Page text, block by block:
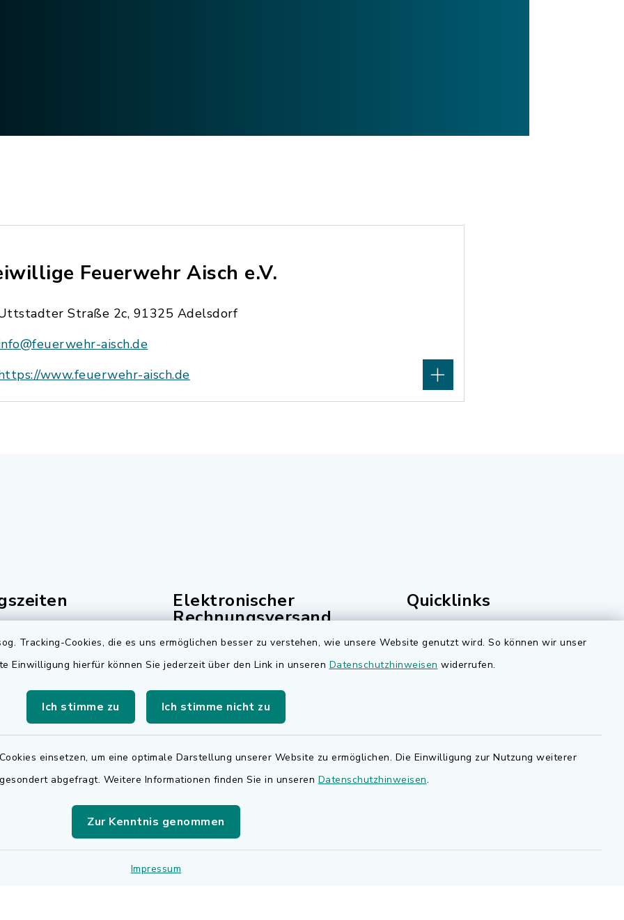
Tracking-Cookies, die es uns ermöglichen besser zu verstehen, wie unsere Website genutzt wird. So können wir unser
Einwilligung hierfür können Sie jederzeit über den Link in unseren Datenschutzhinweisen widerrufen.
Ich stimme zu Ich stimme nicht zu
einsetzen, um eine optimale Darstellung unserer Website zu ermöglichen. Die Einwilligung zur Nutzung weiterer
abgefragt. Weitere Informationen finden Sie in unseren Datenschutzhinweisen.
Zur Kenntnis genommen
Impressum
Feuerwehr Aisch e.V.
Straße 2c, 91325 Adelsdorf
aisch.de
www.feuerwehr-aisch.de
Öffnungszeiten:
Elektronischer
Rechnungsversand
Für den elektronischen
Rechnungsversand wenden Sie
sich bitte an
rechnungen@adelsdorf.de.
Quicklinks
BayernPortal